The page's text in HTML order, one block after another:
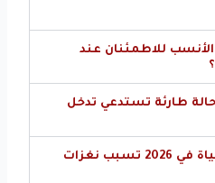
للاطمئنان عند
طارئة تستدعي تدخل
هل التوتر وضغوط الحياة في 2026 تسبب نغزات